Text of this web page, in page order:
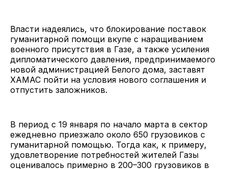
Власти надеялись, что блокирование поставок
гуманитарной помощи вкупе с наращиванием
военного присутствия в Газе, а также усиления
дипломатического давления, предпринимаемого
новой администрацией Белого дома, заставят
ХАМАС пойти на условия нового соглашения и
отпустить заложников.
В период с 19 января по начало марта в сектор
ежедневно приезжало около 650 грузовиков с
гуманитарной помощью. Тогда как, к примеру,
удовлетворение потребностей жителей Газы
оценивалось примерно в 200–300 грузовиков в